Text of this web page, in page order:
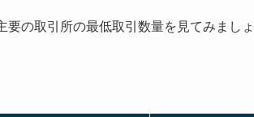
要の取引所の最低取引数量を見てみましょ